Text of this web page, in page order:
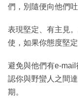
們，別隨便向他們吐
表現堅定、有主見
使，如果你態度堅
避免與他們有e-
認你與野蠻人之間
期。